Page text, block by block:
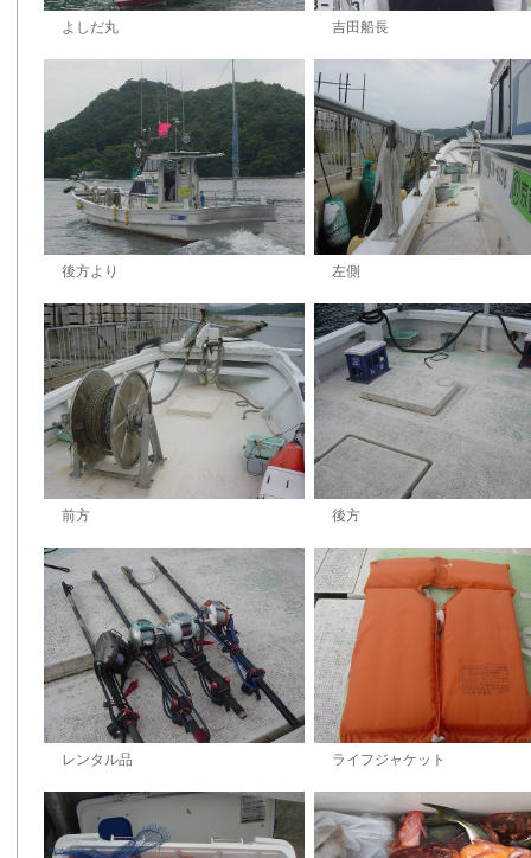
よしだ丸 吉田船長
後方より 左側
前方 後方
レンタル品 ライフジャケット